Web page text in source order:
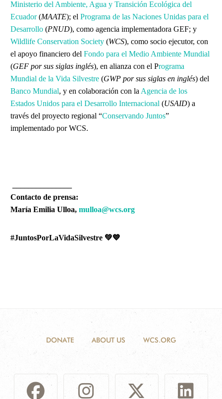
Ministerio del Ambiente, Agua y Transición Ecológica del
Ecuador(MAATE); el Programa de las Naciones Unidas para el
Desarrollo (PNUD), como agencia implementadora GEF; y
Wildlife Conservation Society (WCS), como socio ejecutor, con
el apoyo financiero del Fondo para el Medio Ambiente Mundial
(GEF por sus siglas inglés), en alianza con el Programa
Mundial de la Vida Silvestre (GWP por sus siglas en inglés) del
Banco Mundial, y en colaboración con la Agencia de los
Estados Unidos para el Desarrollo Internacional (USAID) a
través del proyecto regional “Conservando Juntos”
implementado por WCS.
Contacto de prensa:
María Emilia Ulloa, mulloa@wcs.org
#JuntosPorLaVidaSilvestre 💚💙
DONATE ABOUT US WCS.ORG